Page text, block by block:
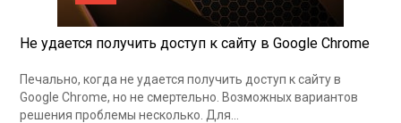
Не удается получить доступ к сайту в Google Chrome
Печально, когда не удается получить доступ к сайту в
Google Chrome, но не смертельно. Возможных вариантов
решения проблемы несколько. Для…